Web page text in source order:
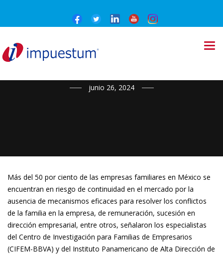
NOTICIAS
junio 26, 2024
Más del 50 por ciento de las empresas familiares en México se
encuentran en riesgo de continuidad en el mercado por la
ausencia de mecanismos eficaces para resolver los conflictos
de la familia en la empresa, de remuneración, sucesión en
dirección empresarial, entre otros, señalaron los especialistas
del Centro de Investigación para Familias de Empresarios
(CIFEM-BBVA) y del Instituto Panamericano de Alta Dirección de